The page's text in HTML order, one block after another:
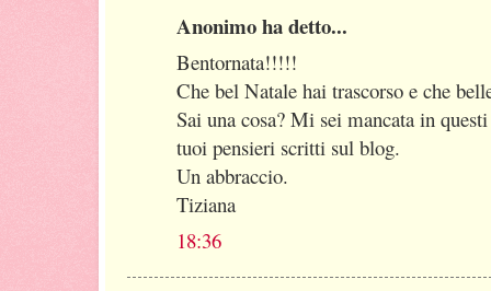
Anonimo ha detto...
Bentornata!!!!!
Che bel Natale hai trascorso e che
Sai una cosa? Mi sei mancata in
tuoi pensieri scritti sul blog.
Un abbraccio.
Tiziana
18:36